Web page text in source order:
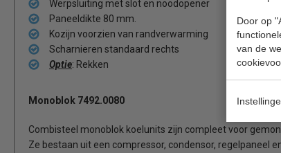
Door op
van de
Werpsluiting met slot en noodopener
Paneeldikte 80 mm.
Kozijn voorzien van randverwarming
Scharnieren standaard rechts
Optie: Rekken
Monoblok 7492.0080
Combisteel monoblok koelunits zijn compleet voor
Ze bestaan uit een compressor, condensor, regelpaneel